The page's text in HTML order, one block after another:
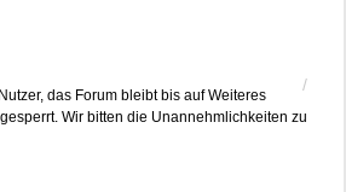
das Forum bleibt bis auf Weiteres
Wir bitten die Unannehmlichkeiten zu